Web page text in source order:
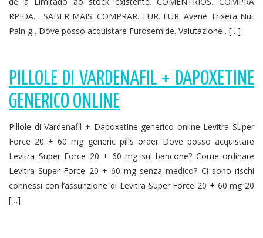
RPIDA. . SABER MAIS. COMPRAR. EUR. EUR. Avene Trixera Nut
Pain g . Dove posso acquistare Furosemide. Valutazione . […]
PILLOLE DI VARDENAFIL + DAPOXETINE
GENERICO ONLINE
Pillole di Vardenafil + Dapoxetine generico online Levitra Super
Force 20 + 60 mg generic pills order Dove posso acquistare
Levitra Super Force 20 + 60 mg sul bancone? Come ordinare
Levitra Super Force 20 + 60 mg senza medico? Ci sono rischi
connessi con l’assunzione di Levitra Super Force 20 + 60 mg 20
[…]